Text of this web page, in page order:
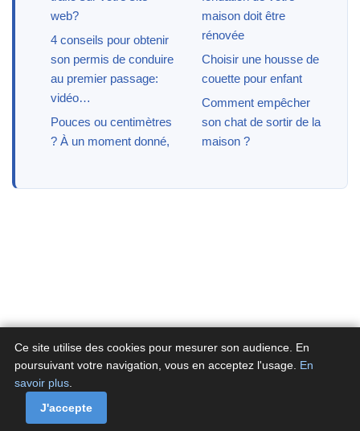
web?
4 conseils pour obtenir
son permis de conduire
au premier passage:
vidéo…
Pouces ou centimètres
? À un moment donné,
maison doit être
rénovée
Choisir une housse de
couette pour enfant
Comment empêcher
son chat de sortir de la
maison ?
A propos
Politique de cookies de Fluxenet.fr
Ce site utilise des cookies pour mesurer son audience. En
poursuivant votre navigation, vous en acceptez l'usage. En
savoir plus
J'accepte